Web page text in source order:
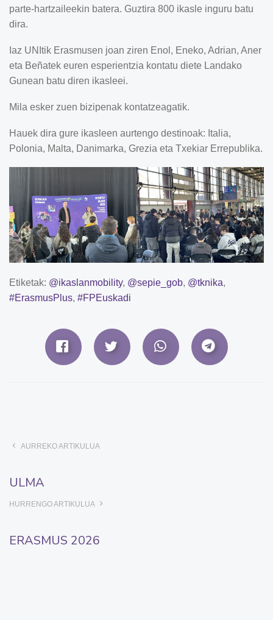
parte-hartzaileekin batera. Guztira 800 ikasle inguru batu
dira.
Iaz UNItik Erasmusen joan ziren Enol, Eneko, Adrian, Aner
eta Beñatek euren esperientzia kontatu diete Landako
Gunean batu diren ikasleei.
Mila esker zuen bizipenak kontatzeagatik.
Hauek dira gure ikasleen aurtengo destinoak: Italia,
Polonia, Malta, Danimarka, Grezia eta Txekiar Errepublika.
Etiketak: @ikaslanmobility, @sepie_gob, @tknika,
#ErasmusPlus, #FPEuskadi
AURREKO ARTIKULUA
ULMA
HURRENGO ARTIKULUA
ERASMUS 2026